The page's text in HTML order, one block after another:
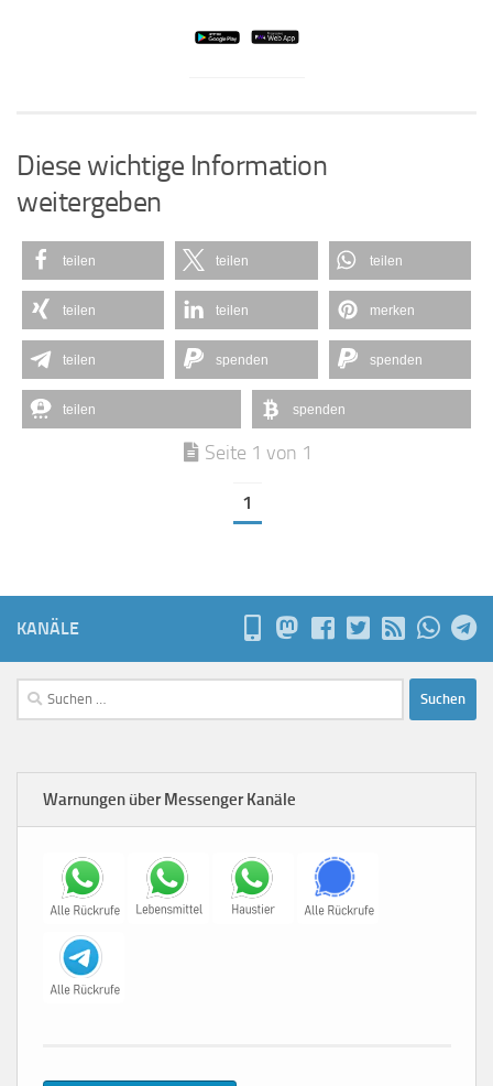
Diese wichtige Information
weitergeben
teilen teilen teilen
teilen teilen merken
teilen spenden spenden
teilen spenden
Seite 1 von 1
1
KANÄLE
Suchen
nach:
Warnungen über Messenger Kanäle